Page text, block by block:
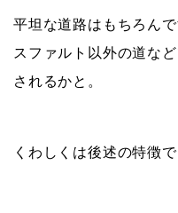
平坦な道路はもちろん
スファルト以外の道な
されるかと。
くわしくは後述の特徴